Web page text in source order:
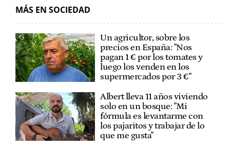
MÁS EN SOCIEDAD
Un agricultor, sobre los
precios en España: "Nos
pagan 1 € por los tomates y
luego los venden en los
supermercados por 3 €"
Albert lleva 11 años viviendo
solo en un bosque: "Mi
fórmula es levantarme con
los pajaritos y trabajar de lo
que me gusta"